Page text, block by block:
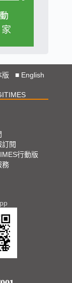
版 ■ English
閱
行動版
務